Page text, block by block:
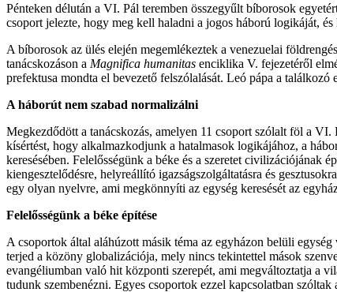
Pénteken délután a VI. Pál teremben összegyűlt bíborosok
csoport jelezte, hogy meg kell haladni a jogos háború logikáját,
A bíborosok az ülés elején megemlékeztek a venezuelai
tanácskozáson a Magnifica humanitas enciklika V. fejezetéről
prefektusa mondta el bevezető felszólalását. Leó pápa a
A háborút nem szabad normalizálni
Megkezdődött a tanácskozás, amelyen 11 csoport szólalt föl a
kísértést, hogy alkalmazkodjunk a hatalmasok logikájához, a
keresésében. Felelősségünk a béke és a szeretet civilizációjának
kiengesztelődésre, helyreállító igazságszolgáltatásra és
egy olyan nyelvre, ami megkönnyíti az egység keresését az
Felelősségünk a béke építése
A csoportok által aláhúzott másik téma az egyházon belüli
terjed a közöny globalizációja, mely nincs tekintettel mások
evangéliumban való hit központi szerepét, ami megváltoztatja a
tudunk szembenézni. Egyes csoportok ezzel kapcsolatban